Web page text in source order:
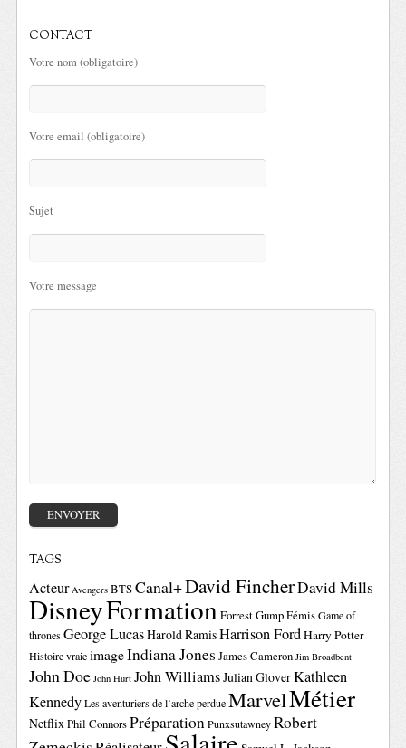
CONTACT
Votre nom (obligatoire)
Votre email (obligatoire)
Sujet
Votre message
TAGS
Acteur Avengers BTSCanal+David FincherDavid Mills
DisneyFormation Forrest GumpFémis Game of
thrones George LucasHarold RamisHarrison FordHarry Potter
Histoire vraie imageIndiana Jones James Cameron Jim Broadbent
John Doe John Hurt John WilliamsJulian GloverKathleen
Kennedy Les aventuriers de l’arche perdue MarvelMétier
Netflix Phil ConnorsPréparation Punxsutawney Robert